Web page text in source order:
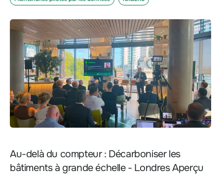
Au-delà du compteur : Décarboniser les
bâtiments à grande échelle - Londres Aperçu